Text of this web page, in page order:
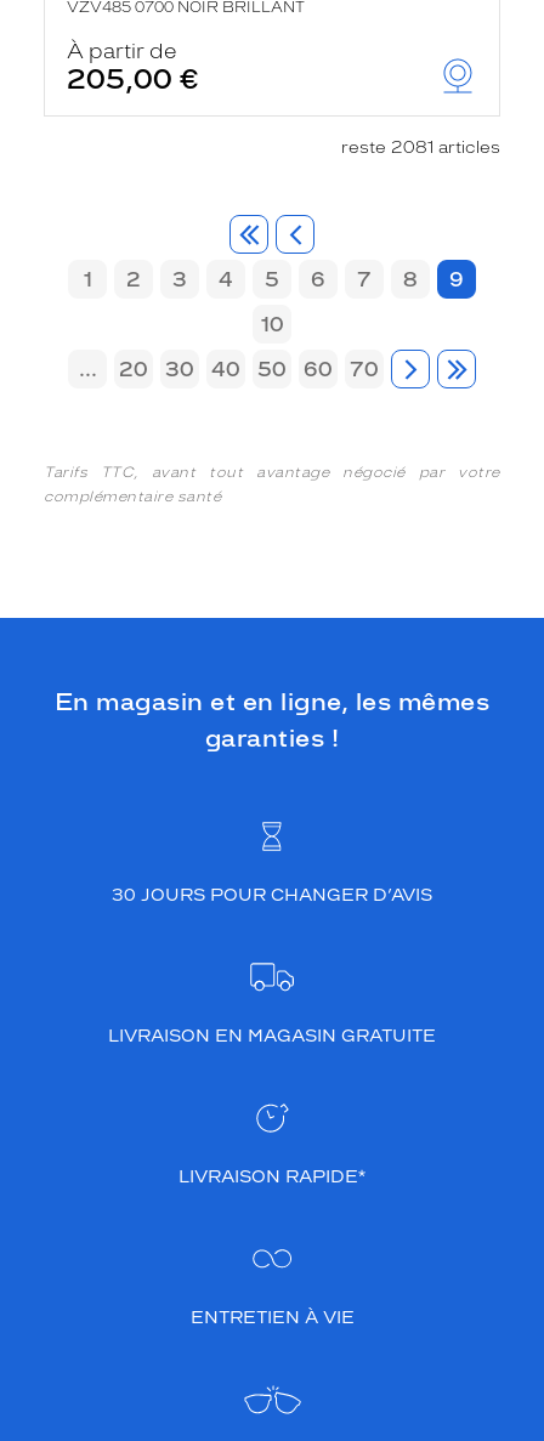
VZV485 0700 NOIR BRILLANT
À partir de
205,00 €
reste 2081 articles
1 2 3 4 5 6 7 8
9
10
...
20 30 40 50 60 70
Tarifs TTC, avant tout avantage négocié par votre
complémentaire santé
En magasin et en ligne, les mêmes
garanties !
30 JOURS POUR CHANGER D’AVIS
LIVRAISON EN MAGASIN GRATUITE
LIVRAISON RAPIDE*
ENTRETIEN À VIE